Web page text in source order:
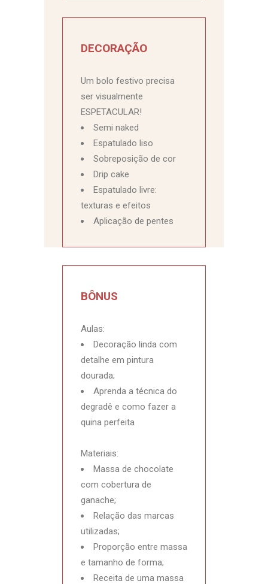
DECORAÇÃO
Um bolo festivo precisa
ser visualmente
ESPETACULAR!
Semi naked
Espatulado liso
Sobreposição de cor
Drip cake
Espatulado livre:
texturas e efeitos
Aplicação de pentes
BÔNUS
Aulas:
Decoração linda com
detalhe em pintura
dourada;
Aprenda a técnica do
degradê e como fazer a
quina perfeita
Materiais:
Massa de chocolate
com cobertura de
ganache;
Relação das marcas
utilizadas;
Proporção entre massa
e tamanho de forma;
Receita de uma massa